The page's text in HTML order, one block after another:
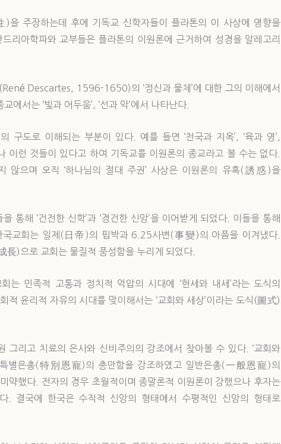
을 주장하는데 후에 기독교 신학자들이 플라톤의 이 사상에 영향을
리아학파와 교부들은 플라톤의 이원론에 근거하여 성경을 알레고리
Descartes, 1596-1650)의 ‘정신과 물체’에 대한 그의 이해에서
에서는 ‘빛과 어두움’, ‘선과 악’에서 나타난다.
구도로 이해되는 부분이 있다. 예를 들면 ‘천국과 지옥’, ‘육과 영’,
이런 것들이 있다고 하여 기독교를 이원론의 종교라고 볼 수는 없다.
않으며 오직 ‘하나님의 절대 주권’ 사상은 이원론의 유혹(誘惑)을
통해 ‘건전한 신학’과 ‘경건한 신앙’을 이어받게 되었다. 이들을 통해
국교회는 일제(日帝)의 핍박과 6.25사변(事變)의 아픔을 이겨냈다.
)으로 교회는 물질적 풍성함을 누리게 되었다.
는 민족적 고통과 정치적 억압의 시대에 ‘현세와 내세’라는 도식의
적 윤리적 자유의 시대를 맞이해서는 ‘교회와 세상’이라는 도식(圖式)
그리고 치료의 은사와 신비주의의 강조에서 찾아볼 수 있다. ‘교회와
특별은총(特別恩寵)의 충만함을 강조하였고 일반은총(一般恩寵)의
약했다. 전자의 경우 초월적이며 종말론적 이원론이 강했으나 후자는
. 결국에 한국은 수직적 신앙의 형태에서 수평적인 신앙의 형태로